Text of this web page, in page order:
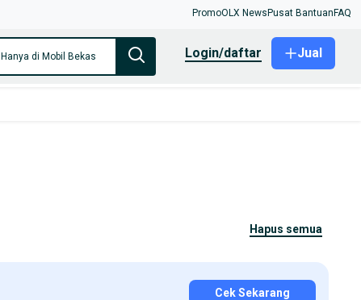
PromoOLX News Pusat Bantuan FAQ
Hanya di Mobil Bekas login/daftar Jual
hapus semua
Cek Sekarang